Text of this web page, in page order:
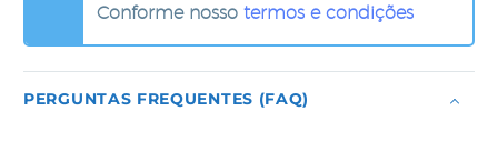
Conforme nosso termos e condições
PERGUNTAS FREQUENTES (FAQ)